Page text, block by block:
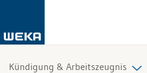
Kündigung & Arbeitszeugnis